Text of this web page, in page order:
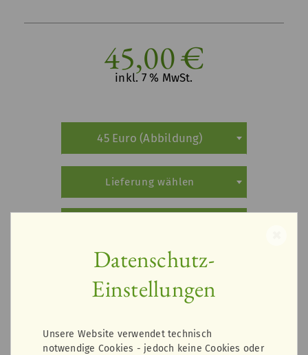
45,00 €
inkl. 7 % MwSt.
45 Euro (Abbildung)
Lieferung wählen
Lieferinfos
1
IN DEN WARENKORB
Datenschutz-
Einstellungen
Unsere Website verwendet technisch
notwendige Cookies - jedoch keine Cookies oder